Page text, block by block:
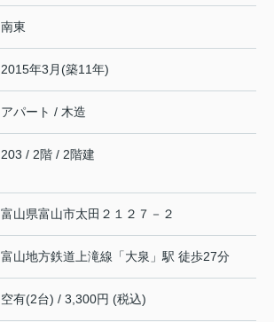
南東
2015年3月(築11年)
アパート / 木造
203 / 2階 / 2階建
富山県富山市太田 ２１２７－２
富山地方鉄道上滝線 「大泉 」駅 徒歩27分
空有(2台) / 3,300円 (税込)